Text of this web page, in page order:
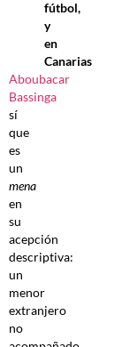
fútbol,
y
en
Canarias
Aboubacar
Bassinga
sí
que
es
un
mena
en
su
acepción
descriptiva:
un
menor
extranjero
no